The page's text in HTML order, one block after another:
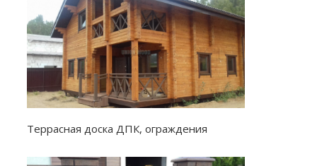
Террасная доска ДПК, ограждения